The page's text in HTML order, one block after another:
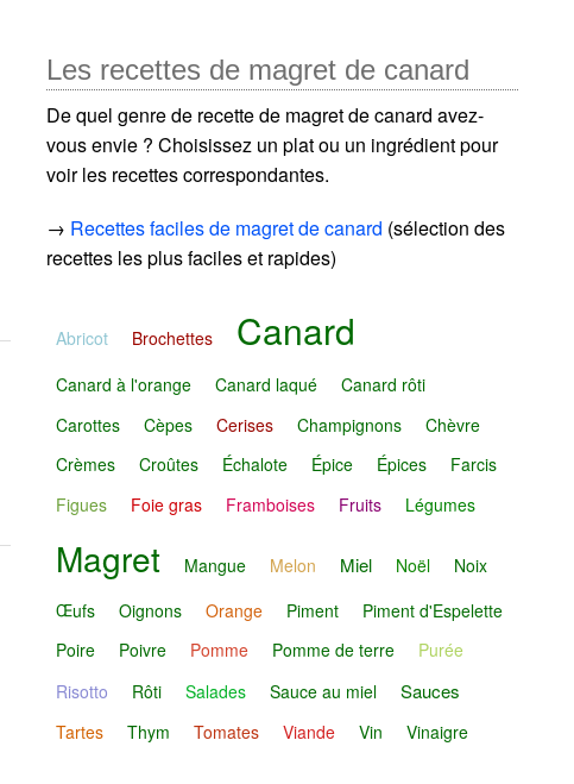
Les recettes de magret de canard
De quel genre de recette de magret de canard avez-
vous envie ? Choisissez un plat ou un ingrédient pour
voir les recettes correspondantes.
→ Recettes faciles de magret de canard (sélection des
recettes les plus faciles et rapides)
Abricot Brochettes Canard
Canard à l'orange Canard laqué
Canard rôti
Carottes
Cèpes Cerises Champignons
Chèvre
Crèmes
Croûtes Échalote Épice Épices
Farcis
Figues
Foie gras Framboises Fruits Légumes
Magret Mangue Melon Miel Noël
Noix
Œufs
Oignons Orange Piment
Piment d'Espelette
Poire
Poivre Pomme Pomme de terre
Purée
Risotto
Rôti Salades Sauce au miel Sauces
Tartes Thym Tomates Viande Vin Vinaigre